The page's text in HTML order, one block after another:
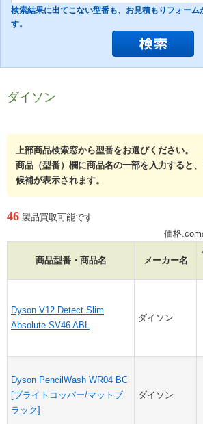
検索結果に出てこない型番も、お見積もりフォーム
す。
ダイソン
上部商品検索窓から型番をお選びください。
商品（型番）欄に商品名の一部を入力すると
候補が表示されます。
46 製品買取可能です
価格
商品型番・商品名 メーカー名
Dyson V12 Detect Slim
Absolute SV46 ABL
ダイソン
Dyson PencilWash WR04 BC
[ブライトコッパー/マットブ
ラック]
ダイソン